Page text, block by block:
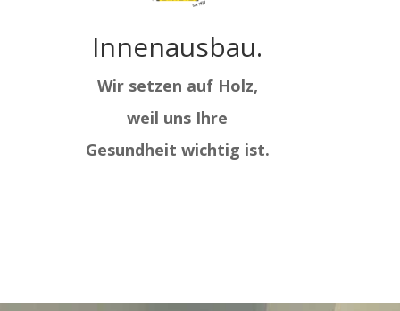
Innenausbau.
Wir setzen auf Holz,
weil uns Ihre
Gesundheit wichtig ist.